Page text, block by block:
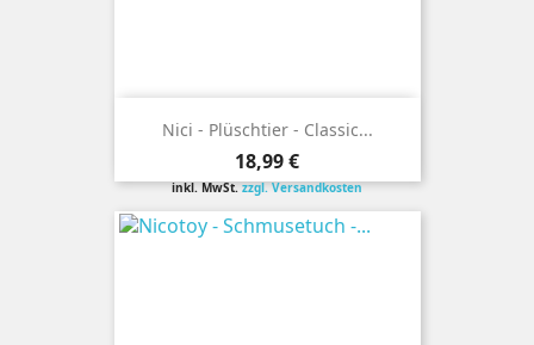
Nici - Plüschtier - Classic...
Preis
18,99 €
inkl. MwSt.zzgl. Versandkosten